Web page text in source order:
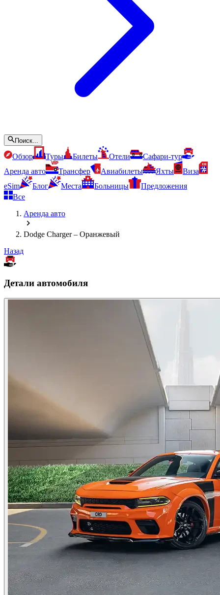
Поиск...
Обзор Туры Билеты Отели
Сафари-тур
Аренда авто
Трансфер Авиабилеты Яхты
Виза
eSim
Блог Места Больницы
Предложения
Все
Аренда авто
Dodge Charger – Оранжевый
Назад
Детали автомобиля